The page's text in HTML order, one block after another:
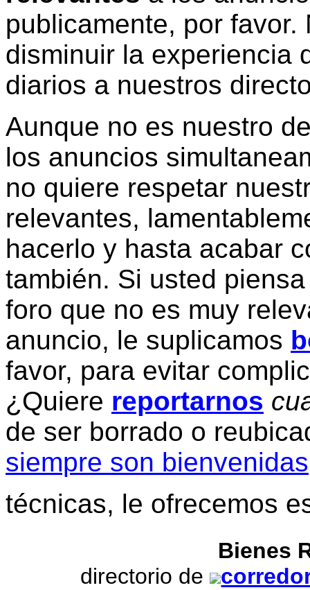
publicamente, por
disminuir la experiencia
diarios a nuestros
Aunque no es nuestro
los anuncios
no quiere respetar
relevantes,
hacerlo y hasta acabar
también. Si usted
foro que no es muy
anuncio, le suplicamos
favor, para evitar
¿Quiere reportarnos
de ser borrado o
siempre son bienvenidas
técnicas, le ofrecemos
Bienes
directorio de